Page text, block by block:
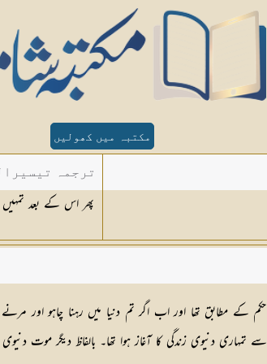
مکتبہ میں کھولیں
ترجمہ
پھر اس کے بعد تمہیں ضرور [١٦]
حکم کے مطابق تھا اور اب اگر تم دنیا میں رہنا چاہو
دنیوی زندگی کا آغاز ہوا تھا۔ بالفاظ دیگر موت